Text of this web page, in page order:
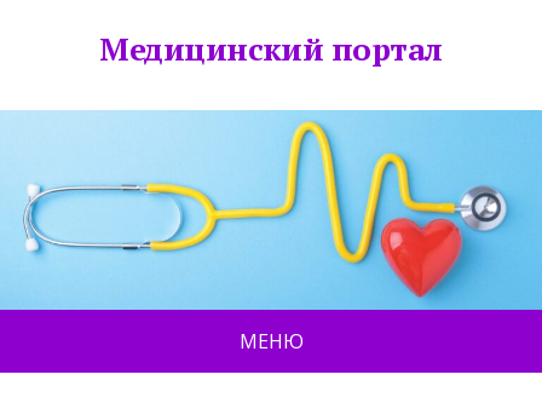
Медицинский портал
МЕНЮ